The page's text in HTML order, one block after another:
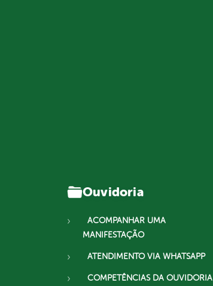
Ouvidoria
ACOMPANHAR UMA
MANIFESTAÇÃO
ATENDIMENTO VIA WHATSAPP
COMPETÊNCIAS DA OUVIDORIA